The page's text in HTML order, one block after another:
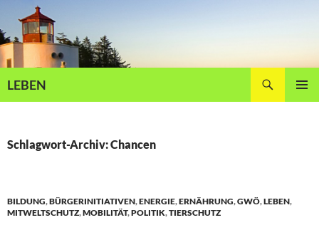
Inhalt
springen
LEBEN
Schlagwort-Archiv: Chancen
BILDUNG,BÜRGERINITIATIVEN,ENERGIE,ERNÄHRUNG,GWÖ,LEBEN,
MITWELTSCHUTZ,MOBILITÄT,POLITIK,TIERSCHUTZ